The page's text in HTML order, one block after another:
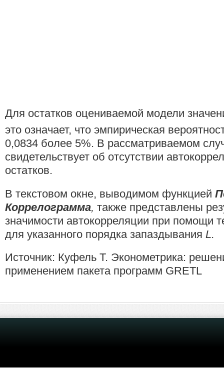
Для остатков оцениваемой модели
это означает, что эмпирическая
0,0834 более 5%. В рассматриваемом
свидетельствует об отсутст­вии
остатков.
В текстовом окне, выводимом функцией
Коррелограмма, также представлены
значимости автокорреляции при помощи
для указанного порядка запаздывания L.
Источник: Куфель Т. Эконометрика:
применением пакета программ GRETL